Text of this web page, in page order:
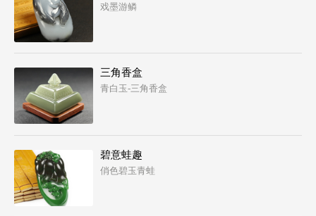
戏墨游鳞
三角香盒
青白玉-三角香盒
碧意蛙趣
俏色碧玉青蛙